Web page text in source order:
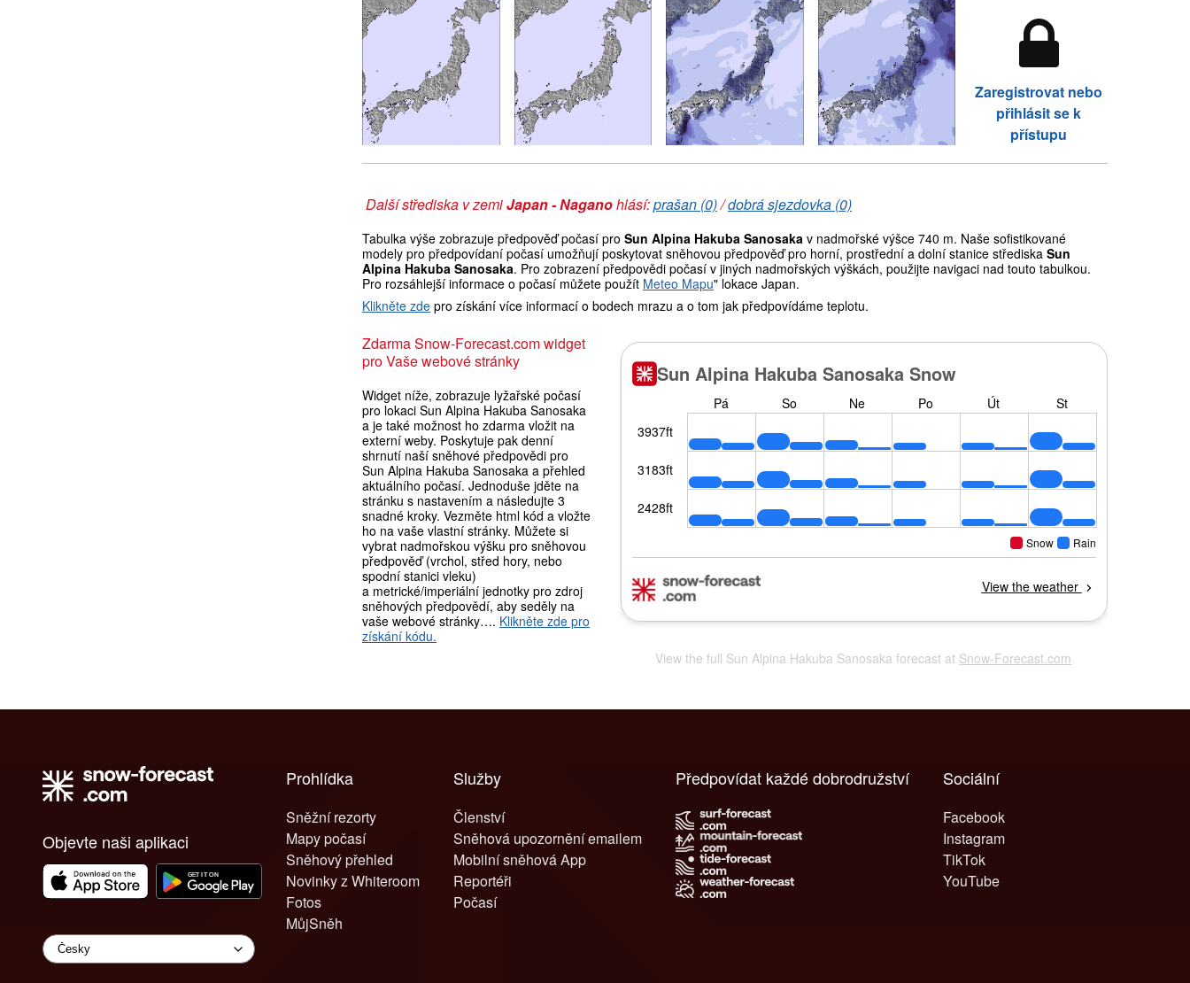
Zaregistrovat nebo
přihlásit se k
přístupu
Další střediska v zemiJapan - Naganohlásí:prašan (0)/dobrá sjezdovka (0)
Tabulka výše zobrazuje předpověď počasí pro Sun Alpina Hakuba Sanosaka v nadmořské výšce 740 m. Naše sofistikované
modely pro předpovídaní počasí umožňují poskytovat sněhovou předpověď pro horní, prostřední a dolní stanice střediska Sun
Alpina Hakuba Sanosaka. Pro zobrazení předpovědi počasí v jiných nadmořských výškách, použijte navigaci nad touto tabulkou.
Pro rozsáhlejší informace o počasí můžete použít Meteo Mapu" lokace Japan.
Klikněte zde pro získání více informací o bodech mrazu a o tom jak předpovídáme teplotu.
Zdarma Snow-Forecast.com widget
pro Vaše webové stránky
Widget níže, zobrazuje lyžařské počasí
pro lokaci Sun Alpina Hakuba Sanosaka
a je také možnost ho zdarma vložit na
externí weby. Poskytuje pak denní
shrnutí naší sněhové předpovědi pro
Sun Alpina Hakuba Sanosaka a přehled
aktuálního počasí. Jednoduše jděte na
stránku s nastavením a následujte 3
snadné kroky. Vezměte html kód a vložte
ho na vaše vlastní stránky. Můžete si
vybrat nadmořskou výšku pro sněhovou
předpověď (vrchol, střed hory, nebo
spodní stanici vleku)
a metrické/imperiální jednotky pro zdroj
sněhových předpovědí, aby seděly na
vaše webové stránky…. Klikněte zde pro
získání kódu.
View the full Sun Alpina Hakuba Sanosaka forecast at Snow-Forecast.com
Objevte naši aplikaci
Prohlídka
Sněžní rezorty
Mapy počasí
Sněhový přehled
Novinky z Whiteroom
Fotos
MůjSněh
Služby
Členství
Sněhová upozornění emailem
Mobilní sněhová App
Reportéři
Počasí
Sociální
Facebook
Instagram
TikTok
YouTube
Předpovídat každé dobrodružství